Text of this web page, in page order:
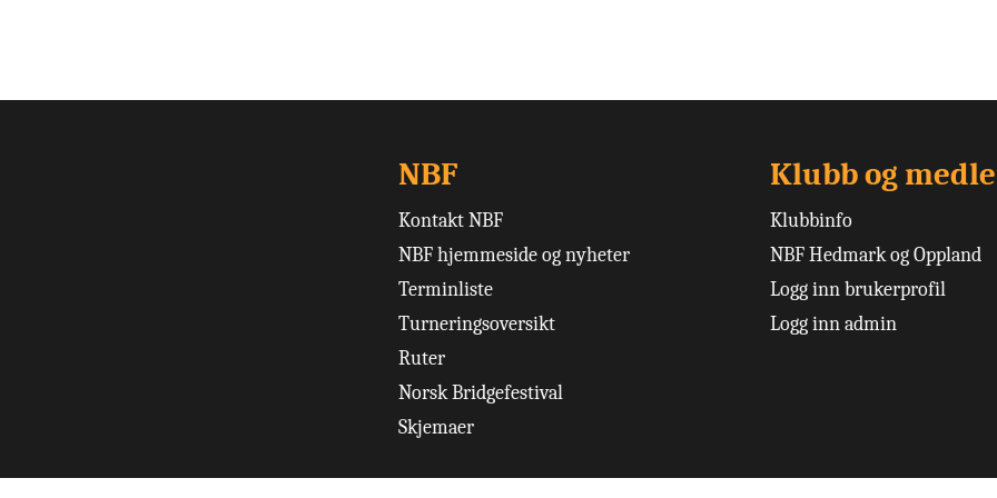
NBF
Kontakt NBF
NBF hjemmeside og nyheter
Terminliste
Turneringsoversikt
Ruter
Norsk Bridgefestival
Skjemaer
Klubb og
Klubbinfo
NBF Hedmark og Oppland
Logg inn brukerprofil
Logg inn admin